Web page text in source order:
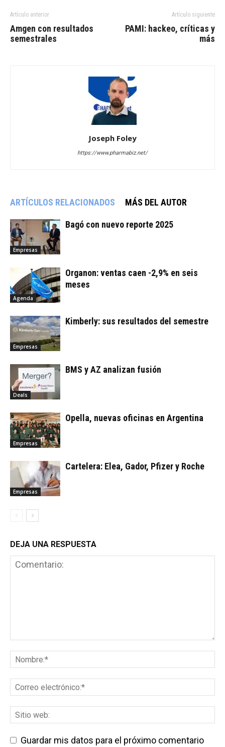
Artículo anterior
Amgen con resultados
semestrales
Artículo siguiente
PAMI: hackeo, críticas y
más
Joseph Foley
https://www.pharmabiz.net/
ARTÍCULOS RELACIONADOS MÁS DEL AUTOR
Empresas
Bagó con nuevo reporte 2025
Agenda
Organon: ventas caen -2,9% en seis
meses
Empresas
Kimberly: sus resultados del semestre
Deals
BMS y AZ analizan fusión
Empresas
Opella, nuevas oficinas en Argentina
Empresas
Cartelera: Elea, Gador, Pfizer y Roche
DEJA UNA RESPUESTA
Guardar mis datos para el próximo comentario